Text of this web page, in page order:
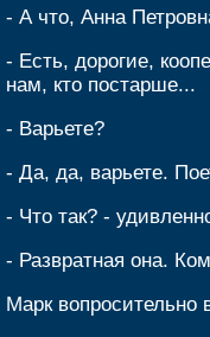
- А что, Анна
- Есть, дорогие,
нам, кто постарше...
- Варьете?
- Да, да, варьете.
- Что так? -
- Развратная она.
Марк вопросительно